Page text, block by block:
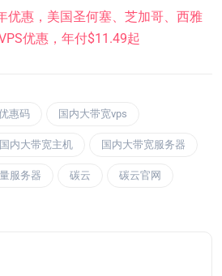
优惠，美国圣何塞、芝加哥、西雅
优惠，年付$11.49起
惠码 国内大带宽vps
国内大带宽主机 国内大带宽服务器
服务器 碳云 碳云官网